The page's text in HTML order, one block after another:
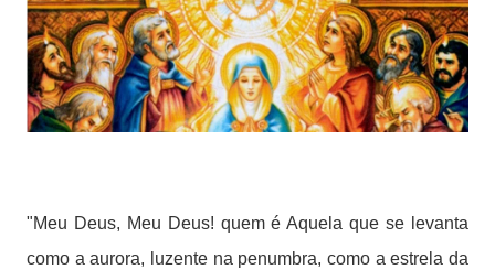
"Meu Deus, Meu Deus! quem é Aquela que se levanta
como a aurora, luzente na penumbra, como a estrela da